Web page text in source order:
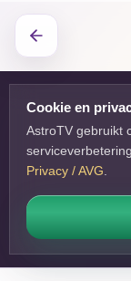
Cookie en
AstroTV gebruikt
Privacy / AVG